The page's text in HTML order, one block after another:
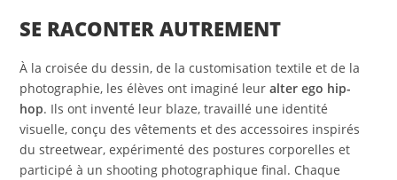
SE RACONTER AUTREMENT
À la croisée du dessin, de la customisation textile et de la
photographie, les élèves ont imaginé leuralter ego hip-
hop. Ils ont inventé leur blaze, travaillé une identité
visuelle, conçu des vêtements et des accessoires inspirés
du streetwear, expérimenté des postures corporelles et
participé à un shooting photographique final. Chaque